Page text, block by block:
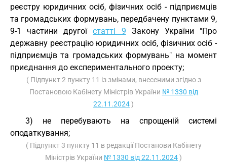
реєстру юридичних осіб, фізичних осіб - підприємців
та громадських формувань, передбачену пунктами 9,
9-1 частини другоїстатті 9 Закону України "Про
державну реєстрацію юридичних осіб, фізичних осіб -
підприємців та громадських формувань" на момент
приєднання до експериментального проекту;
( Підпункт 2 пункту 11 із змінами, внесеними згідно з
Постановою Кабінету Міністрів України № 1330 від
22.11.2024)
3) не перебувають на спрощеній системі
оподаткування;
( Підпункт 3 пункту 11 в редакції Постанови Кабінету
Міністрів України № 1330 від 22.11.2024)